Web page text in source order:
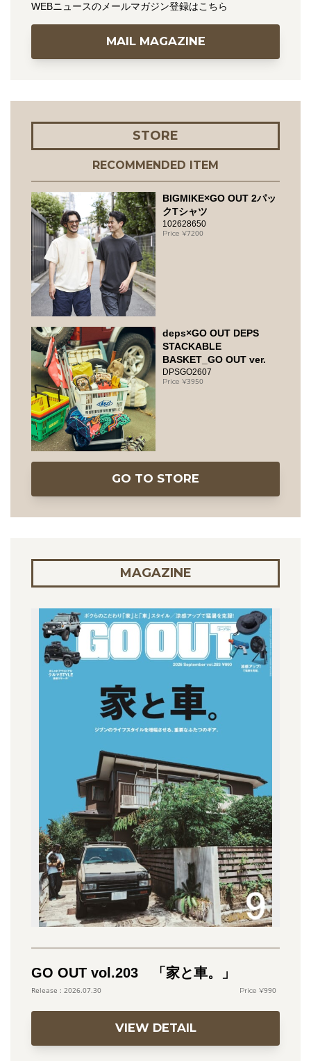
WEBニュースのメールマガジン登録はこちら
MAIL MAGAZINE
STORE
RECOMMENDED ITEM
BIGMIKE×GO OUT 2パッ
クTシャツ
102628650
7200
deps×GO OUT DEPS
STACKABLE
BASKET_GO OUT ver.
DPSGO2607
3950
GO TO STORE
MAGAZINE
GO OUT vol.203 「家と車。」
2026.07.30 990
VIEW DETAIL